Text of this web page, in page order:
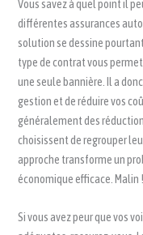
Vous savez à quel point il
différentes assurances
solution se dessine
type de contrat vous
une seule bannière. Il a
gestion et de réduire vos
généralement des
choisissent de regrouper
approche transforme un
économique efficace. Malin !
Si vous avez peur que vos